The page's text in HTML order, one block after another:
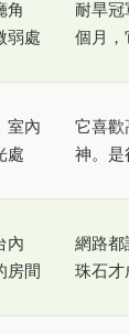
角
弱處
耐旱冠
個月，
室內
處
它喜歡
神。是
內
房間
網路都
珠石才